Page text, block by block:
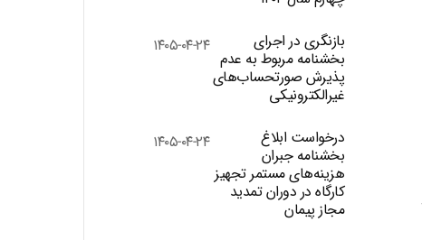
بازنگری در اجرای
بخشنامه مربوط به عدم
پذیرش صورتحساب‌های
غیرالکترونیکی
۱۴۰۵-۰۴-۲۴
درخواست ابلاغ
بخشنامه جبران
هزینه‌های مستمر تجهیز
کارگاه در دوران تمدید
مجاز پیمان
۱۴۰۵-۰۴-۲۴